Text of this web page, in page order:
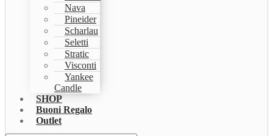
Nava
Pineider
Scharlau
Seletti
Stratic
Visconti
Yankee
Candle
SHOP
Buoni Regalo
Outlet